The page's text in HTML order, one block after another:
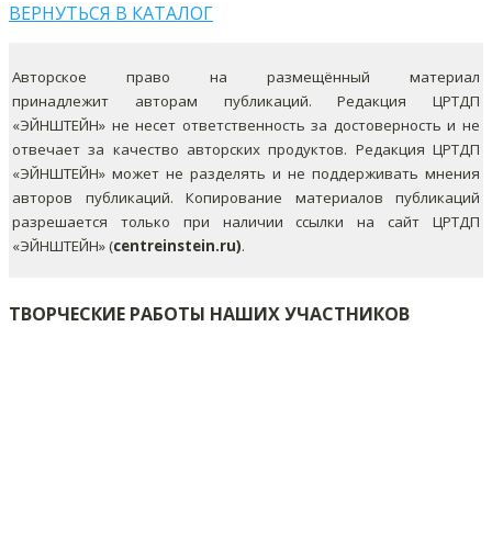
ВЕРНУТЬСЯ В КАТАЛОГ
Авторское право на размещённый материал
принадлежит авторам публикаций. Редакция ЦРТДП
«ЭЙНШТЕЙН» не несет ответственность за достоверность и не
отвечает за качество авторских продуктов. Редакция ЦРТДП
«ЭЙНШТЕЙН» может не разделять и не поддерживать мнения
авторов публикаций. Копирование материалов публикаций
разрешается только при наличии ссылки на сайт ЦРТДП
«ЭЙНШТЕЙН» (centreinstein.ru).
ТВОРЧЕСКИЕ РАБОТЫ НАШИХ УЧАСТНИКОВ